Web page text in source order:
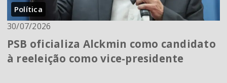
Política
30/07/2026
PSB oficializa Alckmin como candidato
à reeleição como vice-presidente